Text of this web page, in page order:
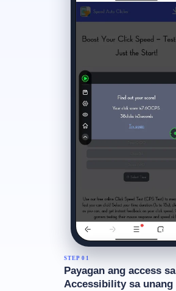
STEP 01
Payagan ang access sa
Accessibility sa unang